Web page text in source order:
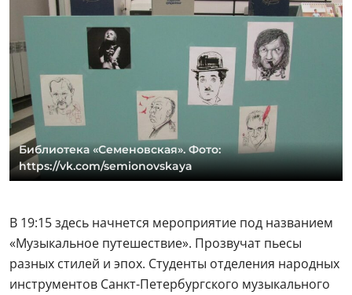
Библиотека «Семеновская». Фото:
https://vk.com/semionovskaya
В 19:15 здесь начнется мероприятие под названием
«Музыкальное путешествие». Прозвучат пьесы
разных стилей и эпох. Студенты отделения народных
инструментов Санкт-Петербургского музыкального